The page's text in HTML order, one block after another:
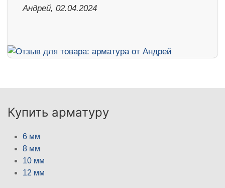
Андрей, 02.04.2024
Купить арматуру
6 мм
8 мм
10 мм
12 мм